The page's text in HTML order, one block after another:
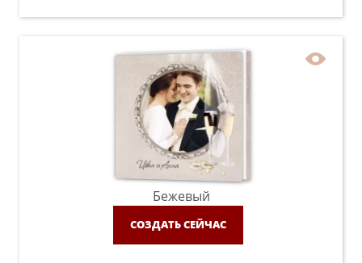
Бежевый
СОЗДАТЬ СЕЙЧАС